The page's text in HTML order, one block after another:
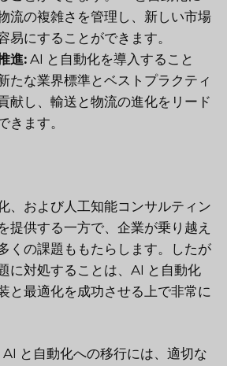
流の複雑さを管理し、新しい市場
易にすることができます。
進:AI と自動化を導入すること
たな業界標準とベストプラクティ
献し、輸送と物流の進化をリード
きます。
、および人工知能コンサルティン
提供する一方で、企業が乗り越え
くの課題ももたらします。したが
に対処することは、AI と自動化
と最適化を成功させる上で非常に
AI と自動化への移行には、適切な